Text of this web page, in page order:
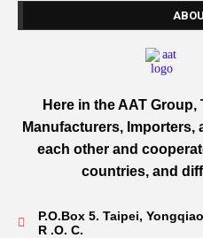
Here in the AAT
Manufacturers,
each other and
countries, and
P.O.Box 5. Taipei,
R .O. C.